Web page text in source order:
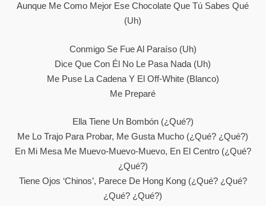
Aunque Me Como Mejor Ese Chocolate Que Tú Sabes Qué
(Uh)
Conmigo Se Fue Al Paraíso (Uh)
Dice Que Con Él No Le Pasa Nada (Uh)
Me Puse La Cadena Y El Off-White (Blanco)
Me Preparé
Ella Tiene Un Bombón (¿Qué?)
Me Lo Trajo Para Probar, Me Gusta Mucho (¿Qué? ¿Qué?)
En Mi Mesa Me Muevo-Muevo-Muevo, En El Centro (¿Qué?
¿Qué?)
Tiene Ojos ‘chinos’, Parece De Hong Kong (¿Qué? ¿Qué?
¿Qué? ¿Qué?)